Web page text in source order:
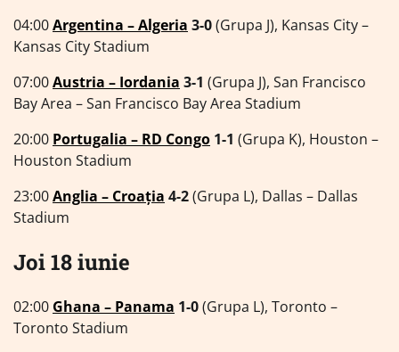
04:00Argentina – Algeria 3-0(Grupa J), Kansas City –
Kansas City Stadium
07:00Austria – Iordania 3-1 (Grupa J), San Francisco
Bay Area – San Francisco Bay Area Stadium
20:00 Portugalia – RD Congo 1-1 (Grupa K), Houston –
Houston Stadium
23:00Anglia – Croația 4-2(Grupa L), Dallas – Dallas
Stadium
Joi 18 iunie
02:00 Ghana – Panama 1-0(Grupa L), Toronto –
Toronto Stadium